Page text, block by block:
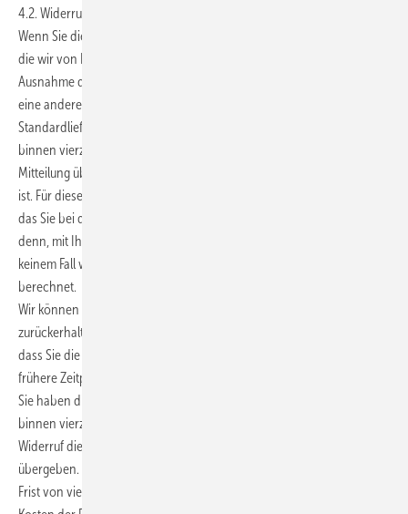
4.2. Widerrufsfolgen
Wenn Sie diesen Vertrag widerrufen, haben wir Ihnen alle Zahlungen,
die wir von Ihnen erhalten haben, einschließlich der Lieferkosten (mit
Ausnahme der zusätzlichen Kosten, die sich daraus ergeben, dass Sie
eine andere Art der Lieferung als die von uns angebotene, günstigste
Standardlieferung gewählt haben), unverzüglich und spätestens
binnen vierzehn (14) Tagen ab dem Tag zurückzuzahlen, an dem die
Mitteilung über Ihren Widerruf dieses Vertrags bei uns eingegangen
ist. Für diese Rückzahlung verwenden wir dasselbe Zahlungsmittel,
das Sie bei der ursprünglichen Transaktion eingesetzt haben, es sei
denn, mit Ihnen wurde ausdrücklich etwas anderes vereinbart; in
keinem Fall werden Ihnen wegen dieser Rückzahlung Entgelte
berechnet.
Wir können die Rückzahlung verweigern, bis wir die Waren
zurückerhalten haben oder bis Sie den Nachweis erbracht haben,
dass Sie die Waren zurückgesandt haben, je nachdem, welches der
frühere Zeitpunkt ist.
Sie haben die Waren unverzüglich und in jedem Fall spätestens
binnen vierzehn (14) Tagen ab dem Tag, an dem Sie uns über den
Widerruf dieses Vertrags unterrichten, an uns zurückzusenden oder zu
übergeben. Die Frist ist gewahrt, wenn Sie die Waren vor Ablauf der
Frist von vierzehn (14) Tagen absenden. Sie tragen die unmittelbaren